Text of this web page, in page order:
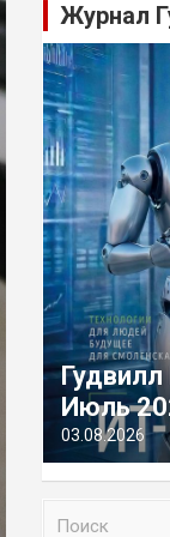
Журнал
Июль
03.08.2026